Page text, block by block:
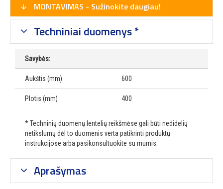
MONTAVIMAS - Sužinokite daugiau!
Techniniai duomenys *
Savybės:
Aukštis (mm) 600
Plotis (mm) 400
* Techninių duomenų lentelių reikšmėse gali būti nedidelių
netikslumų dėl to duomenis verta patikrinti produktų
instrukcijose arba pasikonsultuokite su mumis.
Aprašymas